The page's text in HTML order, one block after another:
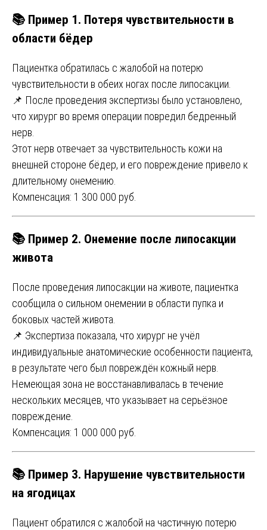
📚 Пример 1. Потеря чувствительности в
области бёдер
Пациентка обратилась с жалобой на потерю
чувствительности в обеих ногах после липосакции.
📌 После проведения экспертизы было установлено,
что хирург во время операции повредил бедренный
нерв.
Этот нерв отвечает за чувствительность кожи на
внешней стороне бёдер, и его повреждение привело к
длительному онемению.
Компенсация: 1 300 000 руб.
📚 Пример 2. Онемение после липосакции
живота
После проведения липосакции на животе, пациентка
сообщила о сильном онемении в области пупка и
боковых частей живота.
📌 Экспертиза показала, что хирург не учёл
индивидуальные анатомические особенности пациента,
в результате чего был повреждён кожный нерв.
Немеющая зона не восстанавливалась в течение
нескольких месяцев, что указывает на серьёзное
повреждение.
Компенсация: 1 000 000 руб.
📚 Пример 3. Нарушение чувствительности
на ягодицах
Пациент обратился с жалобой на частичную потерю